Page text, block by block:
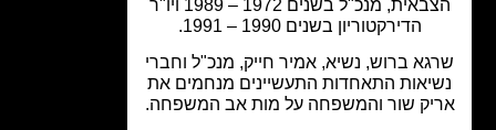
הצבאית, מנכ"ל בשנים 1972 – 1989 ויו"ר
הדירקטוריון בשנים 1990 – 1991.
ברוש, נשיא, אמיר חייק, מנכ"ל וחברי
התאחדות התעשיינים מנחמים את
שור והמשפחה על מות אב המשפחה.